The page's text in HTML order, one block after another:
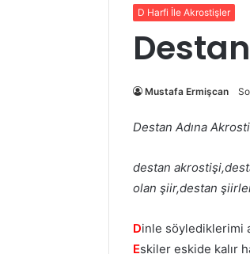
D Harfi İle Akrostişler
Mustafa Ermişcan
Destan Adına
destan
olan şiir,destan
Dinle söylediklerimi
Eskiler eskide kalır